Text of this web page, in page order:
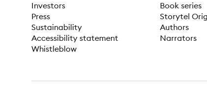
Investors
Press
Sustainability
Accessibility statement
Whistleblow
Book series
Storytel
Authors
Narrators